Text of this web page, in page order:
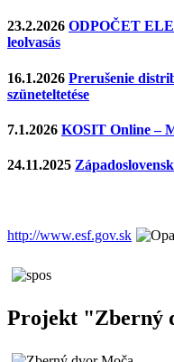
23.2.2026 ODPOČET
leolvasás
16.1.2026 Prerušenie
szüneteltetése
7.1.2026 KOSIT Online –
24.11.2025
http://www.esf.gov.sk
Projekt "Zberný